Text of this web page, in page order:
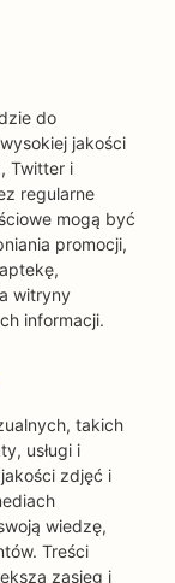
do
jakości
Twitter i
regularne
mogą być
promocji,
witryny
informacji.
takich
usługi i
zdjęć i
wiedzę,
Treści
zasięg i